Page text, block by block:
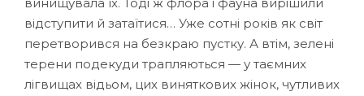
відступити й затаїтися… Уже сотні років як світ
перетворився на безкраю пустку. А втім, зелені
терени подекуди трапляються — у таємних
лігвищах відьом, цих виняткових жінок, чутливих